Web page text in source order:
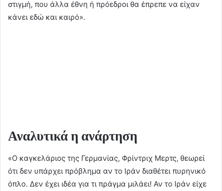
στιγμή, που άλλα έθνη ή πρόεδροι θα έπρεπε να είχαν
κάνει εδώ και καιρό».
Αναλυτικά η ανάρτηση
«Ο καγκελάριος της Γερμανίας, Φρίντριχ Μερτς, θεωρεί
ότι δεν υπάρχει πρόβλημα αν το Ιράν διαθέτει πυρηνικό
όπλο. Δεν έχει ιδέα για τι πράγμα μιλάει! Αν το Ιράν είχε